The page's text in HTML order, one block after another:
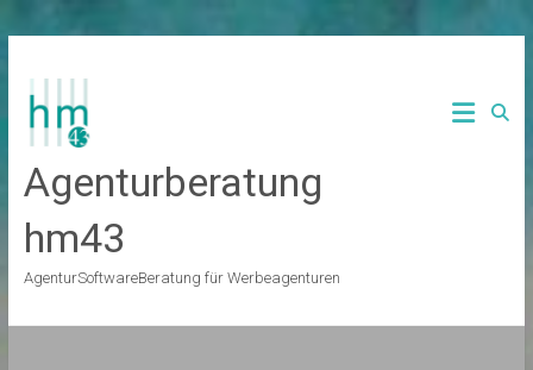
Inhalt
springen
Agenturberatung
hm43
AgenturSoftwareBeratung für Werbeagenturen